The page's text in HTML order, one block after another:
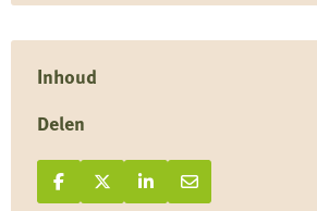
Inhoud
Delen
Deel op Facebook
Deel
Deel op X
Deel
Deel op LinkedIn
Deel
Deel via e-mail
Deel